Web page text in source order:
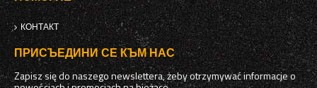
КОНТАКТ
ПРИСЪЕДИНИ СЕ КЪМ НАС
Zapisz się do naszego newslettera, żeby otrzymywać informacje o